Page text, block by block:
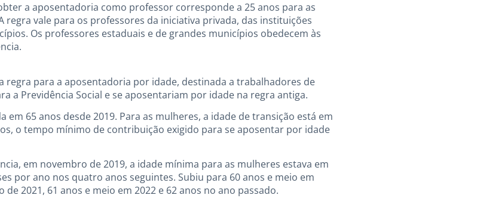
a aposentadoria como professor corresponde a 25 anos para as
regra vale para os professores da iniciativa privada, das instituições
Os professores estaduais e de grandes municípios obedecem às
regra para a aposentadoria por idade, destinada a trabalhadores de
a Previdência Social e se aposentariam por idade na regra antiga.
em 65 anos desde 2019. Para as mulheres, a idade de transição está em
o tempo mínimo de contribuição exigido para se aposentar por idade
em novembro de 2019, a idade mínima para as mulheres estava em
por ano nos quatro anos seguintes. Subiu para 60 anos e meio em
2021, 61 anos e meio em 2022 e 62 anos no ano passado.